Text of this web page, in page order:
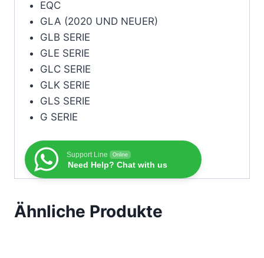
EQC
GLA (2020 UND NEUER)
GLB SERIE
GLE SERIE
GLC SERIE
GLK SERIE
GLS SERIE
G SERIE
Support Line Online
Need Help? Chat with us
Ähnliche Produkte